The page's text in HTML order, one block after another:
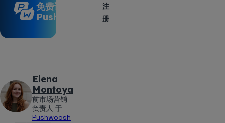
免费试用
Pushwoosh
注
册
Elena
Montoya
前市场营销
负责人 于
Pushwoosh